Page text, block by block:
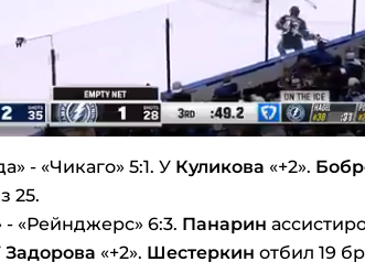
- «Чикаго» 5:1. У Куликова «+2».
25.
- «Рейнджерс» 6:3. Панарин
Задорова «+2». Шестеркин отбил 19